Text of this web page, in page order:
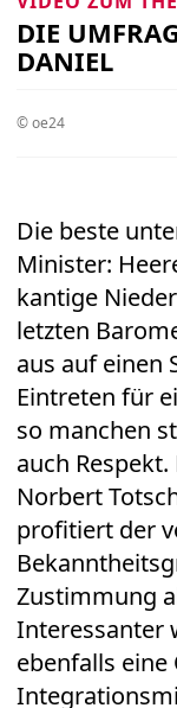
DIE
DANIEL
© oe24
Die beste
Minister:
kantige
letzten
aus auf einen
Eintreten für
so manchen
auch
Norbert
profitiert der
Zustimmung
Interessanter
ebenfalls eine